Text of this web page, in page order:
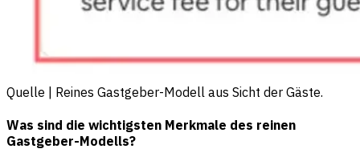
Quelle | Reines Gastgeber-Modell aus Sicht der Gäste.
Was sind die wichtigsten Merkmale des reinen
Gastgeber-Modells?